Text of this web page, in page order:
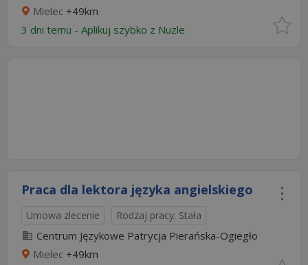
Mielec +49km
3 dni temu - Aplikuj szybko z Nuzle
Praca dla lektora języka angielskiego
Umowa zlecenie Rodzaj pracy: Stała
Centrum Językowe Patrycja Pierańska-Ogiegło
Mielec +49km